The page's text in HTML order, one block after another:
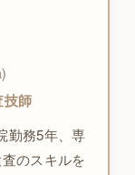
技師
勤務5年、専
のスキルを